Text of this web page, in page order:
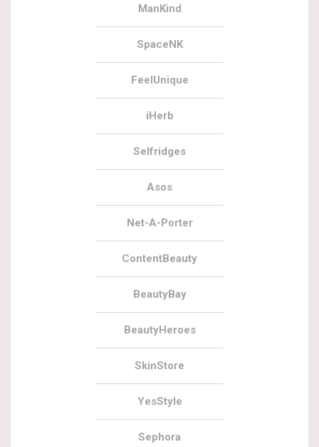
ManKind
SpaceNK
FeelUnique
iHerb
Selfridges
Asos
Net-A-Porter
ContentBeauty
BeautyBay
BeautyHeroes
SkinStore
YesStyle
Sephora